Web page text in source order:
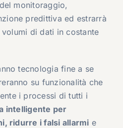
monitoraggio,
predittiva ed estrarrà
di dati in costante
tecnologia fine a se
su funzionalità che
i processi di tutti i
intelligente per
ridurre i falsi allarmi e